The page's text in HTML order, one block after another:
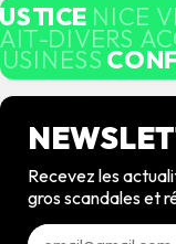
NICE
DIVERS
Recevez les
gros scandales et